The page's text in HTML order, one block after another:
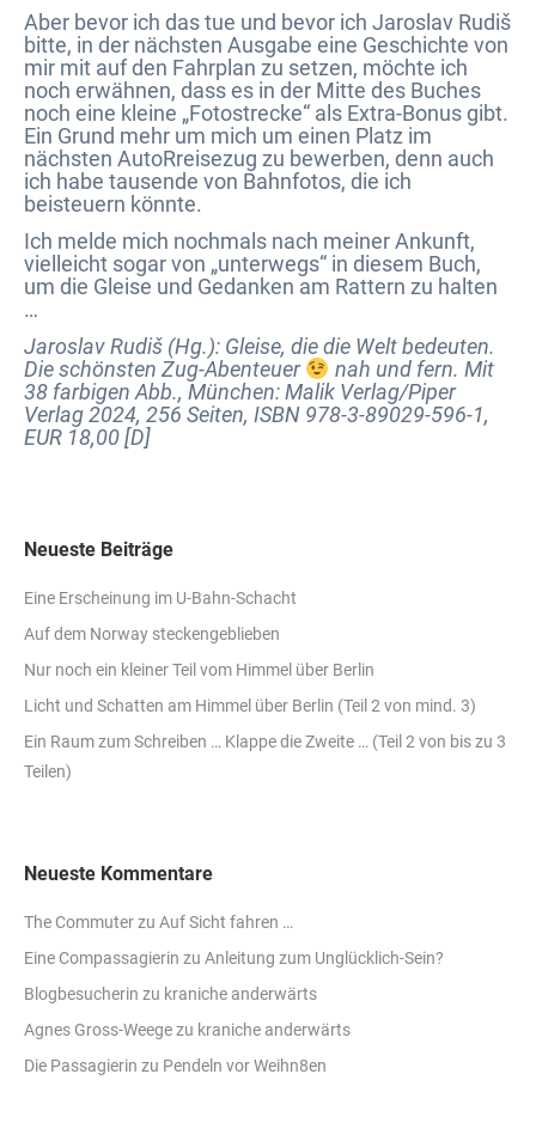
Aber bevor ich das tue und bevor ich Jaroslav Rudiš
bitte, in der nächsten Ausgabe eine Geschichte von
mir mit auf den Fahrplan zu setzen, möchte ich
noch erwähnen, dass es in der Mitte des Buches
noch eine kleine „Fotostrecke“ als Extra-Bonus gibt.
Ein Grund mehr um mich um einen Platz im
nächsten AutoRreisezug zu bewerben, denn auch
ich habe tausende von Bahnfotos, die ich
beisteuern könnte.
Ich melde mich nochmals nach meiner Ankunft,
vielleicht sogar von „unterwegs“ in diesem Buch,
um die Gleise und Gedanken am Rattern zu halten
…
Jaroslav Rudiš (Hg.): Gleise, die die Welt bedeuten.
Die schönsten Zug-Abenteuer
nah und fern. Mit
38 farbigen Abb., München: Malik Verlag/Piper
Verlag 2024, 256 Seiten, ISBN 978-3-89029-596-1,
EUR 18,00 [D]
Neueste Beiträge
Eine Erscheinung im U-Bahn-Schacht
Auf dem Norway steckengeblieben
Nur noch ein kleiner Teil vom Himmel über Berlin
Licht und Schatten am Himmel über Berlin (Teil 2 von mind. 3)
Ein Raum zum Schreiben … Klappe die Zweite … (Teil 2 von bis zu 3
Teilen)
Neueste Kommentare
The Commuterzu Auf Sicht fahren …
Eine Compassagierin zu Anleitung zum Unglücklich-Sein?
Blogbesucherin zu kraniche anderwärts
Agnes Gross-Weegezu kraniche anderwärts
Die Passagierin zu Pendeln vor Weihn8en